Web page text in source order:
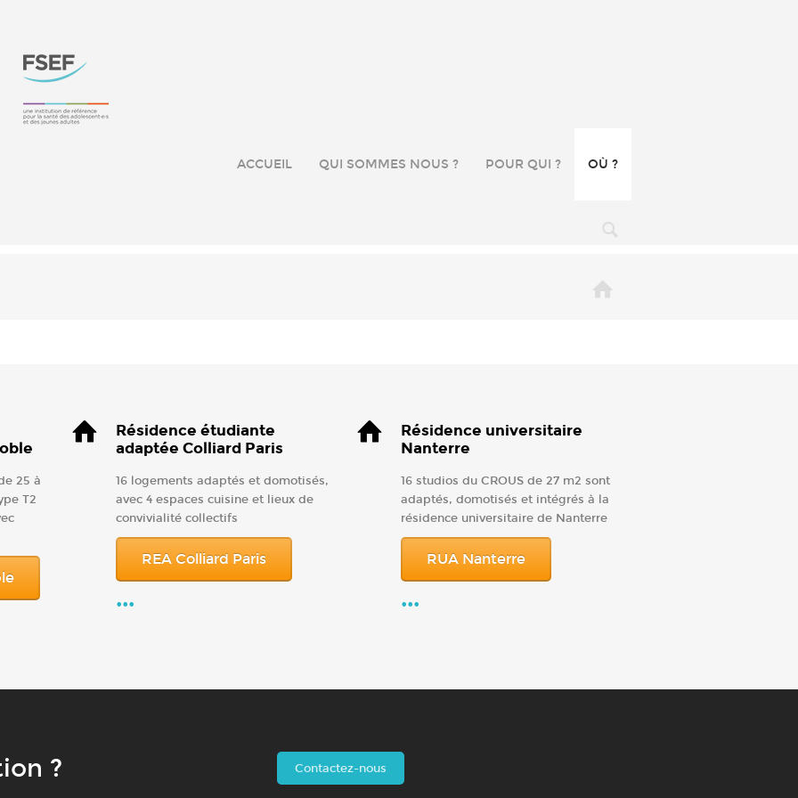
ACCUEIL QUI SOMMES NOUS ? POUR QUI ? OÙ ?
25 à
T2
Résidence étudiante
adaptée Colliard Paris
16 logements adaptés et domotisés,
avec 4 espaces cuisine et lieux de
convivialité collectifs
REA Colliard Paris
...
Résidence universitaire
Nanterre
16 studios du CROUS de 27 m2 sont
adaptés, domotisés et intégrés à la
résidence universitaire de Nanterre
RUA Nanterre
...
? Contactez-nous